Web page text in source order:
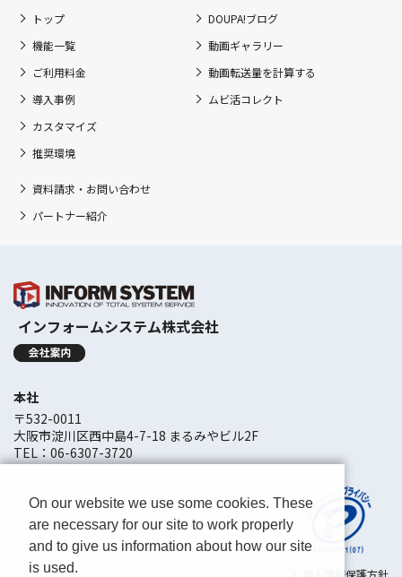
トップ
機能一覧
ご利用料金
導入事例
カスタマイズ
推奨環境
DOUPA!ブログ
動画ギャラリー
動画転送量を計算する
ムビ活コレクト
資料請求・お問い合わせ
パートナー紹介
インフォームシステム株式会社
本社
〒532-0011
大阪市淀川区西中島4-7-18 まるみやビル2F
TEL：06-6307-3720
個人情報保護方針
On our website we use some cookies. These
are necessary for our site to work properly
and to give us information about how our site
is used.